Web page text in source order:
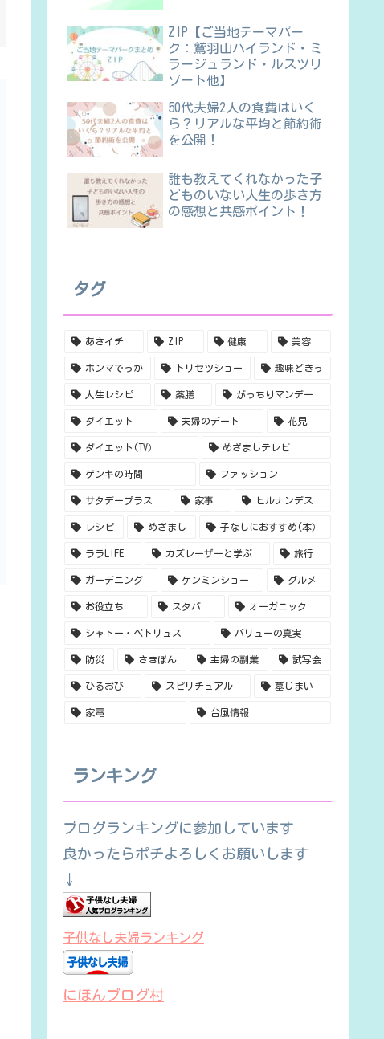
ZIP【ご当地テーマパー
ク：鷲羽山ハイランド・ミ
ラージュランド・ルスツリ
ゾート他】
50代夫婦2人の食費はいく
ら？リアルな平均と節約術
を公開！
誰も教えてくれなかった子
どものいない人生の歩き方
の感想と共感ポイント！
タグ
あさイチ ZIP 健康 美容
ホンマでっか トリセツショー 趣味どきっ
人生レシピ 薬膳 がっちりマンデー
ダイエット 夫婦のデート 花見
ダイエット(TV） めざましテレビ
ゲンキの時間 ファッション
サタデープラス 家事 ヒルナンデス
レシピ めざまし 子なしにおすすめ(本）
ララLIFE カズレーザーと学ぶ 旅行
ガーデニング ケンミンショー グルメ
お役立ち スタバ オーガニック
シャトー・ペトリュス バリューの真実
防災 さきぽん 主婦の副業 試写会
ひるおび スピリチュアル 墓じまい
家電 台風情報
ランキング
ブログランキングに参加しています
良かったらポチよろしくお願いします
↓
子供なし夫婦ランキング
にほんブログ村